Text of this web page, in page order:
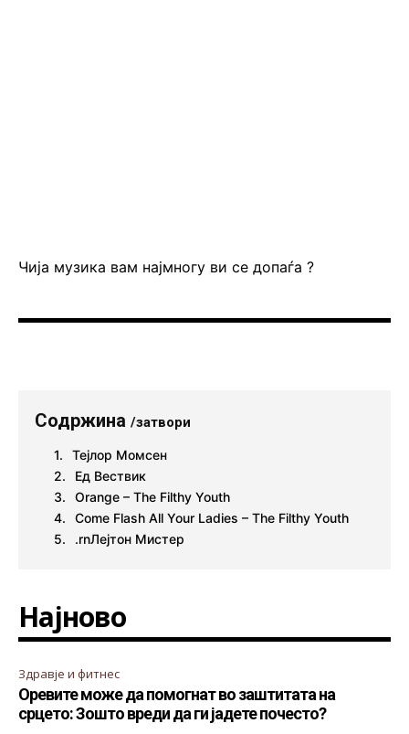
Чија музика вам најмногу ви се допаѓа ?
Содржина /затвори
Тејлор Момсен
Ед Вествик
Orange – The Filthy Youth
Come Flash All Your Ladies – The Filthy Youth
.rnЛејтон Мистер
Најново
Здравје и фитнес
Оревите може да помогнат во заштитата на
срцето: Зошто вреди да ги јадете почесто?